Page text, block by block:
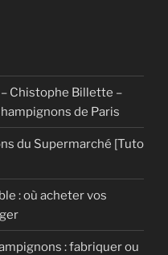
Chistophe Billette –
de Paris
du Supermarché [Tuto
: où acheter vos
: fabriquer ou